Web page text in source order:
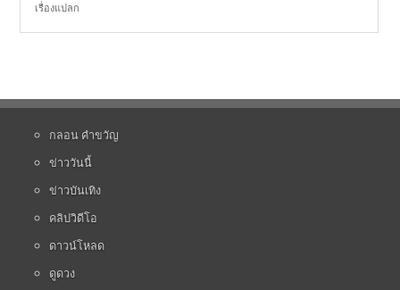
เรื่องแปลก
กลอน คำขวัญ
ข่าววันนี้
ข่าวบันเทิง
คลิปวิดีโอ
ดาวน์โหลด
ดูดวง